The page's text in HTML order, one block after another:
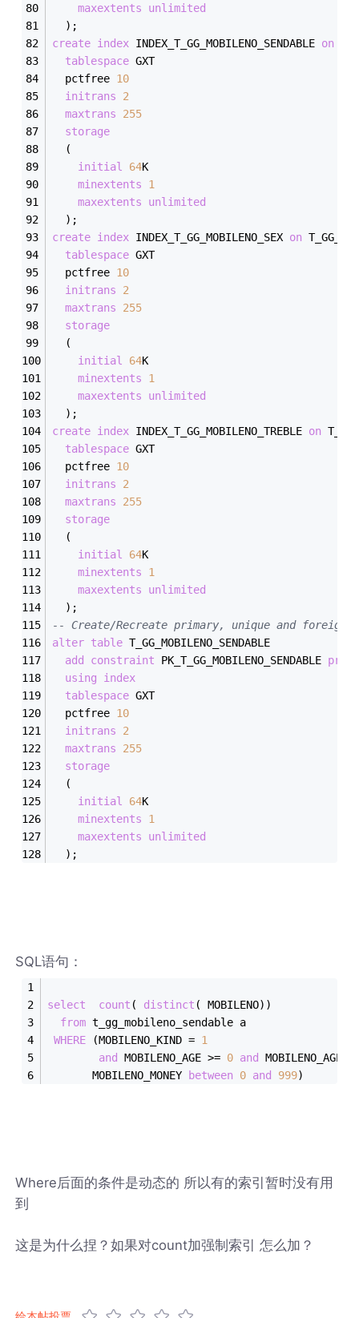
maxextents
unlimited
  );
create index INDEX_T_GG_MOBILENO_SENDABLE on
tablespace GXT
  pctfree
10
initrans
2
maxtrans
255
storage
  (
initial
64K
minextents
1
maxextents
unlimited
  );
create index INDEX_T_GG_MOBILENO_SEX on
tablespace GXT
  pctfree
10
initrans
2
maxtrans
255
storage
  (
initial
64K
minextents
1
maxextents
unlimited
  );
create index INDEX_T_GG_MOBILENO_TREBLE on
tablespace GXT
  pctfree
10
initrans
2
maxtrans
255
storage
  (
initial
64K
minextents
1
maxextents
unlimited
  );
-- Create/Recreate primary, unique and
alter table T_GG_MOBILENO_SENDABLE
add
constraint PK_T_GG_MOBILENO_SENDABLE
using
index
tablespace GXT
  pctfree
10
initrans
2
maxtrans
255
storage
  (
initial
64K
minextents
1
maxextents
unlimited
  );
SQL语句：
select count ( distinct ( MOBILENO))
from t_gg_mobileno_sendable a
WHERE (MOBILENO_KIND = 1
and
MOBILENO_AGE >= 0 and MOBILENO_AGE
       MOBILENO_MONEY
between 0 and 999)
Where后面的条件是动态的 所以有的索引暂时没有用
到
这是为什么捏？如果对count加强制索引 怎么加？